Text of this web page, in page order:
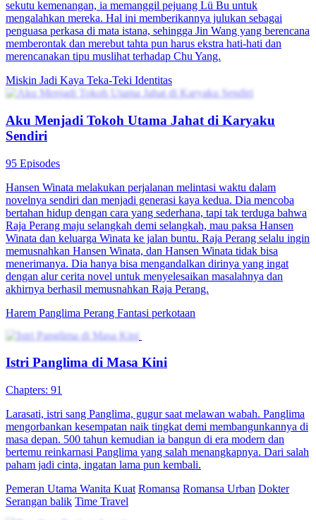
Yatim Piatu Jadi Jagoan Perang
74 Episodes
Berkat tekad pantang menyerah, ia bangkit hingga menjadi
Panglima Agung. Kembali ke Kota Samudra, Arif membalas
membangun legenda yang menginspirasi.
KembaliPemeran Utama Pria